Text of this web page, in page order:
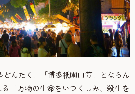
どんたく」「博多祇園山笠」とならん
「万物の生命をいつくしみ、殺生を